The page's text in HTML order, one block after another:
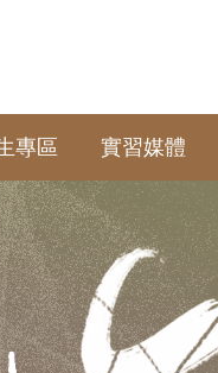
專區 實習媒體